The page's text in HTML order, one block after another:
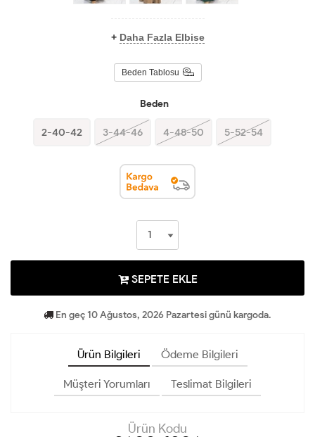
+ Daha Fazla Elbise
Beden Tablosu
Beden
2-40-42 3-44-46 4-48-50 5-52-54
SEPETE EKLE
En geç 10 Ağustos, 2026 Pazartesi günü kargoda.
Ürün Bilgileri Ödeme Bilgileri
Müşteri Yorumları Teslimat Bilgileri
Ürün Kodu